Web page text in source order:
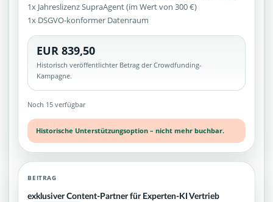
1x Jahreslizenz SupraAgent (im Wert von 300 €)
1x DSGVO-konformer Datenraum
EUR 839,50
Historisch veröffentlichter Betrag der Crowdfunding-
Kampagne.
Noch 15 verfügbar
Historische Unterstützungsoption – nicht mehr buchbar.
BEITRAG
exklusiver Content-Partner für Experten-KI Vertrieb